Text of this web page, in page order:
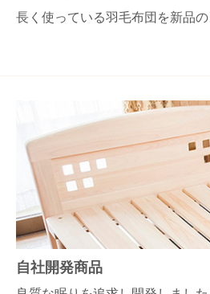
長く使っている羽毛布団を新品の
自社開発商品